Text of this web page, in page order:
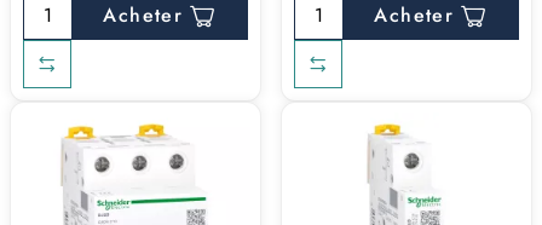
Acheter Acheter